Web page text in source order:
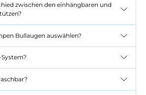
zwischen den einhängbaren und
Bullaugen auswählen?